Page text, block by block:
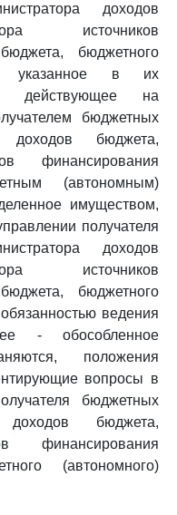
доходов
источников
бюджетного
указанное в их
действующее на
бюджетных
доходов бюджета,
финансирования
(автономным)
имуществом,
получателя
доходов
источников
бюджетного
ведения
- обособленное
положения
вопросы в
бюджетных
доходов бюджета,
финансирования
(автономного)